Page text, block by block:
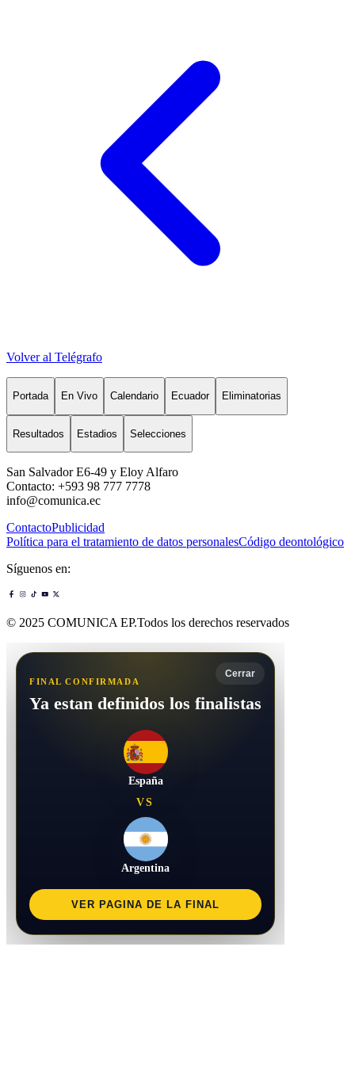
Volver al Telégrafo
Portada En Vivo Calendario Ecuador Eliminatorias
Resultados Estadios Selecciones
San Salvador E6-49 y Eloy Alfaro
Contacto: +593 98 777 7778
info@comunica.ec
ContactoPublicidad
Política para el tratamiento de datos personalesCódigo deontológico
Síguenos en:
© 2025 COMUNICA EP.Todos los derechos reservados
Cerrar
FINAL CONFIRMADA
Ya estan definidos los finalistas
España
VS
Argentina
VER PAGINA DE LA FINAL